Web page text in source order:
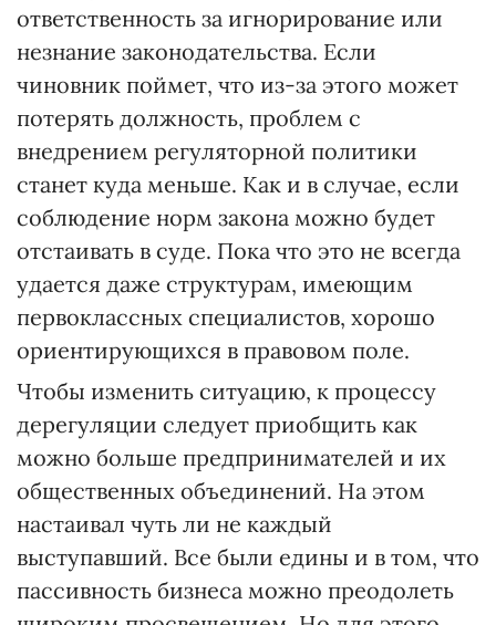
ответственность за игнорирование или
незнание законодательства. Если
чиновник поймет, что из-за этого может
потерять должность, проблем с
внедрением регуляторной политики
станет куда меньше. Как и в случае, если
соблюдение норм закона можно будет
отстаивать в суде. Пока что это не всегда
удается даже структурам, имеющим
первоклассных специалистов, хорошо
ориентирующихся в правовом поле.
Чтобы изменить ситуацию, к процессу
дерегуляции следует приобщить как
можно больше предпринимателей и их
общественных объединений. На этом
настаивал чуть ли не каждый
выступавший. Все были едины и в том, что
пассивность бизнеса можно преодолеть